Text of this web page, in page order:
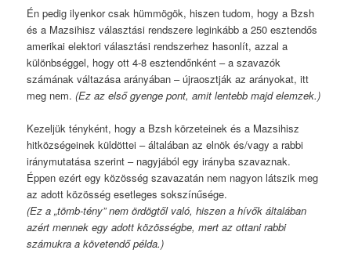
Én pedig ilyenkor csak hümmögök, hiszen tudom, hogy a Bzsh
és a Mazsihisz választási rendszere leginkább a 250 esztendős
amerikai elektori választási rendszerhez hasonlít, azzal a
különbséggel, hogy ott 4-8 esztendőnként – a szavazók
számának váltazása arányában – újraosztják az arányokat, itt
meg nem.(Ez az első gyenge pont, amit lentebb majd elemzek.)
Kezeljük tényként, hogy a Bzsh körzeteinek és a Mazsihisz
hitközségeinek küldöttei – általában az elnök és/vagy a rabbi
iránymutatása szerint – nagyjából egy irányba szavaznak.
Éppen ezért egy közösség szavazatán nem nagyon látszik meg
az adott közösség esetleges sokszínűsége.
(Ez a „tömb-tény” nem ördögtől való, hiszen a hívők általában
azért mennek egy adott közösségbe, mert az ottani rabbi
számukra a követendő példa.)